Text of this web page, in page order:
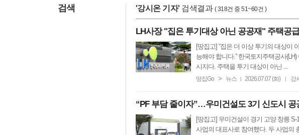
검색 '강시온 기자' 검색결과 ( 318건 중 51~60건 )
LH사장 "집은 투기대상 아닌 공공재" 주택공
[땅집고] “집은 더 이상 투기의 대상이
능해야 합니다.” 한국토지주택공사
시지다. 주택을 투기 대상이 아닌 ...
땅집Go > 뉴스 | 2026.07.07 (화) | 강
“PF 부담 줄이자”…우미건설도 3기 신도시 공
[땅집고] 우미건설이 경기 고양 창릉
사업의 대표사로 참여했다. 두 사업의